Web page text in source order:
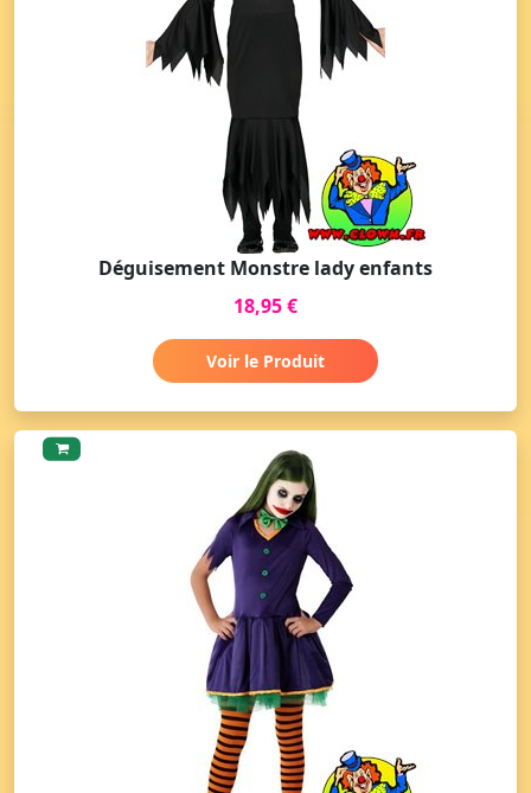
Déguisement Monstre lady enfants
18,95 €
Voir le Produit